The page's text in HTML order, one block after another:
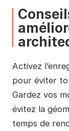
Activez
pour éviter
Gardez vos
évitez la
temps de